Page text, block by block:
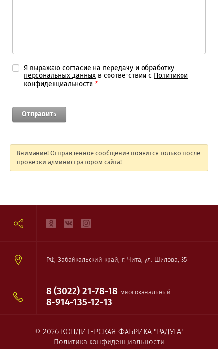
Я выражаюсогласие на передачу и обработку
персональных данных в соответствии с Политикой
конфиденциальности *
Внимание! Отправленное сообщение появится только после
проверки администратором сайта!
РФ, Забайкальский край, г. Чита, ул. Шилова, 35
8 (3022) 21-78-18 многоканальный
8-914-135-12-13
© 2026 КОНДИТЕРСКАЯ ФАБРИКА "РАДУГА"
Политика конфиденциальности